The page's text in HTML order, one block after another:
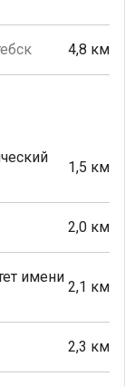
4,8 км
1,5 км
2,0 км
имени
2,1 км
2,3 км